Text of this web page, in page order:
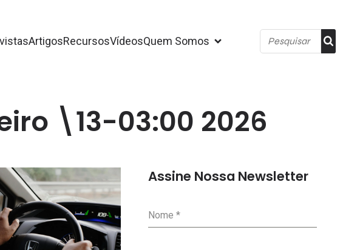
ArtigosRecursosVídeosQuem Somos
\13-03:00 2026
Assine Nossa Newsletter
Nome *